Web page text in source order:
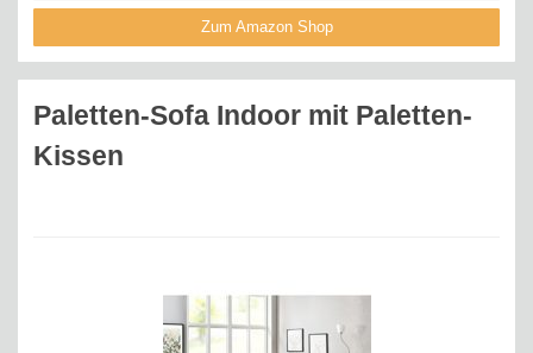
Zum Amazon Shop
Paletten-Sofa Indoor mit Paletten-
Kissen